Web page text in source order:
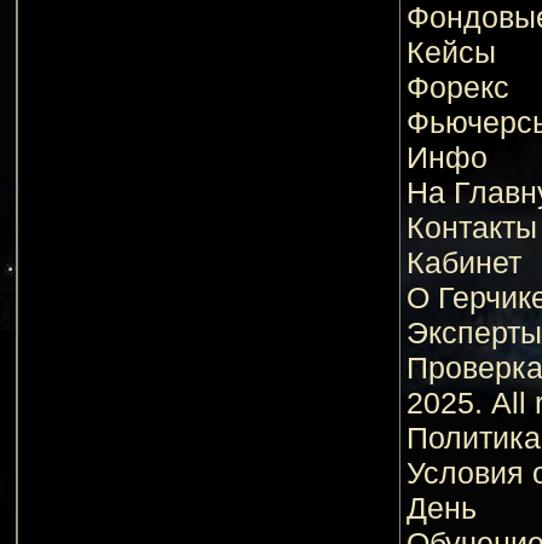
Кейсы
Форекс
Инфо
На
Контакты
Кабинет
О
Эксперты
Проверка
2025. All
Условия
День